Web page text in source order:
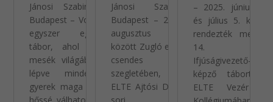
Jánosi Szabina
Budapest – Volt
egyszer egy
tábor, ahol a
mesék világába
lépve minden
gyerek maga is
Jánosi Szabina
Budapest – 2025.
augusztus 4-8.
között Zugló egyik
csendes
szegletében, az
ELTE Ajtósi Dürer
– 2025. június 29.
és július 5. között
rendezték meg a
14. SZIVI
Ifjúságivezető-
képző tábort az
ELTE Vezér úti